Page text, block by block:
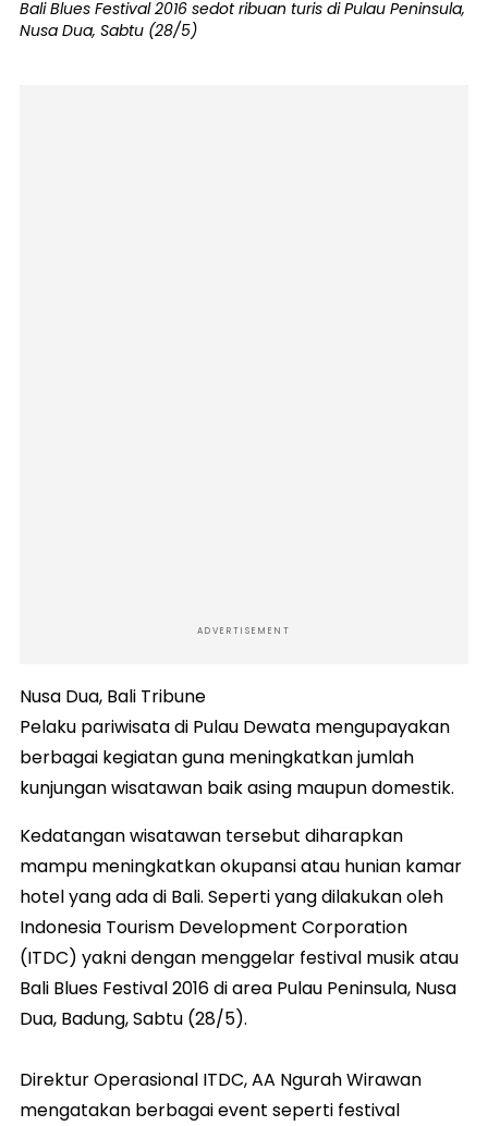
Bali Blues Festival 2016 sedot ribuan turis di Pulau Peninsula,
Nusa Dua, Sabtu (28/5)
ADVERTISEMENT
Nusa Dua, Bali Tribune
Pelaku pariwisata di Pulau Dewata mengupayakan
berbagai kegiatan guna meningkatkan jumlah
kunjungan wisatawan baik asing maupun domestik.
Kedatangan wisatawan tersebut diharapkan
mampu meningkatkan okupansi atau hunian kamar
hotel yang ada di Bali. Seperti yang dilakukan oleh
Indonesia Tourism Development Corporation
(ITDC) yakni dengan menggelar festival musik atau
Bali Blues Festival 2016 di area Pulau Peninsula, Nusa
Dua, Badung, Sabtu (28/5).
Direktur Operasional ITDC, AA Ngurah Wirawan
mengatakan berbagai event seperti festival